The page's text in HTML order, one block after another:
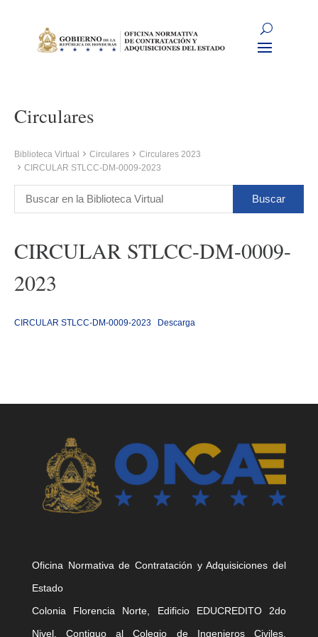
Circulares
Biblioteca Virtual Circulares
Circulares 2023
CIRCULAR STLCC-DM-0009-2023
CIRCULAR STLCC-DM-0009-
2023
CIRCULAR STLCC-DM-0009-2023 Descarga
Oficina Normativa de Contratación y Adquisiciones del
Estado
Colonia Florencia Norte, Edificio EDUCREDITO 2do
Nivel, Contiguo al Colegio de Ingenieros Civiles,